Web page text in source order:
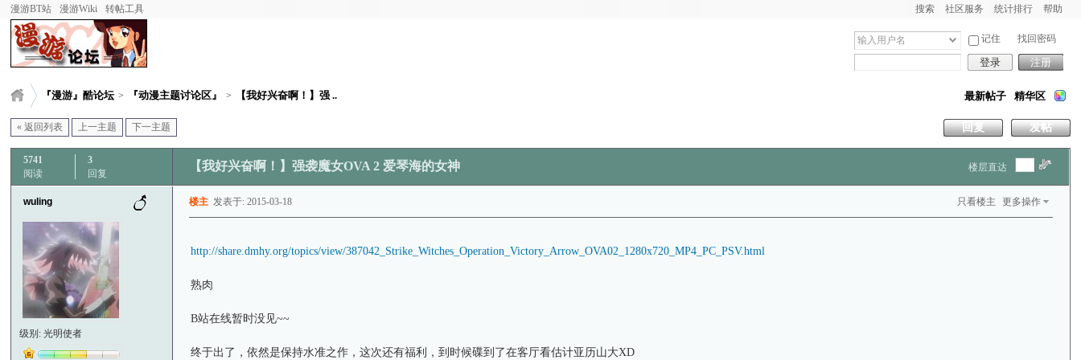
搜索 社区服务 统计排行 帮助
漫游BT站 漫游Wiki 转帖工具
记住 找回密码
登录 注册
最新帖子 精华区
『漫游』酷论坛 > 『动漫主题讨论区』 > 【我好兴奋啊！】强 ..
发帖
回复
« 返回列表 上一主题 下一主题
5741
阅读
3
回复
【我好兴奋啊！】强袭魔女OVA 2 爱琴海的女神 楼层直达
wuling
级别: 光明使者
只看楼主 更多操作
楼主 发表于: 2015-03-18
http://share.dmhy.org/topics/view/387042_Strike_Witches_Operation_Victory_Arrow_OVA02_1280x720_MP4_PC_PSV.html
熟肉
B站在线暂时没见~~
终于出了，依然是保持水准之作，这次还有福利，到时候碟到了在客厅看估计亚历山大XD